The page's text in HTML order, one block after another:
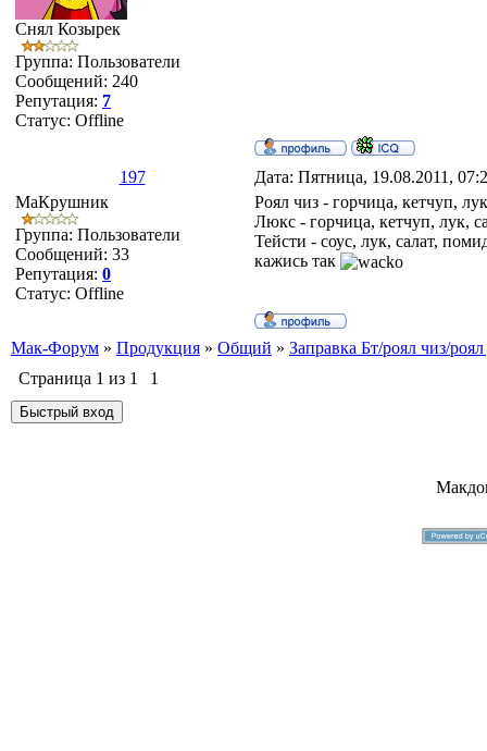
Снял Козырек
Группа: Пользователи
Сообщений: 240
Репутация: 7
Статус: Offline
197
Дата: Пятница, 19.08.2011,
MаКрушник
Группа: Пользователи
Сообщений: 33
Репутация: 0
Статус: Offline
Роял чиз - горчица, кетчуп,
Люкс - горчица, кетчуп, лук,
Тейсти - соус, лук, салат,
кажись так
Мак-Форум » Продукция » Общий » Заправка Бт/роял чиз/
Страница 1 из 1 1